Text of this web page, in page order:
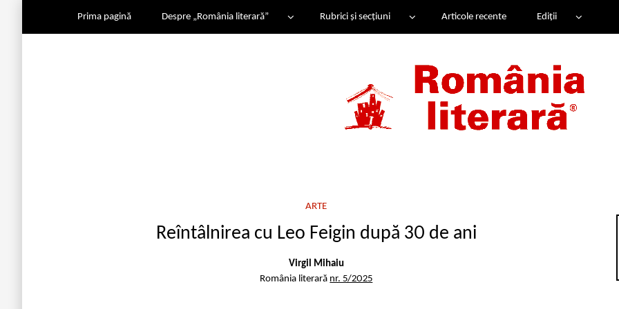
Prima pagină Despre „România literară” Rubrici și secțiuni Articole recente Ediții
ARTE
Reîntâlnirea cu Leo Feigin după 30 de ani
Virgil Mihaiu
România literară nr. 5/2025